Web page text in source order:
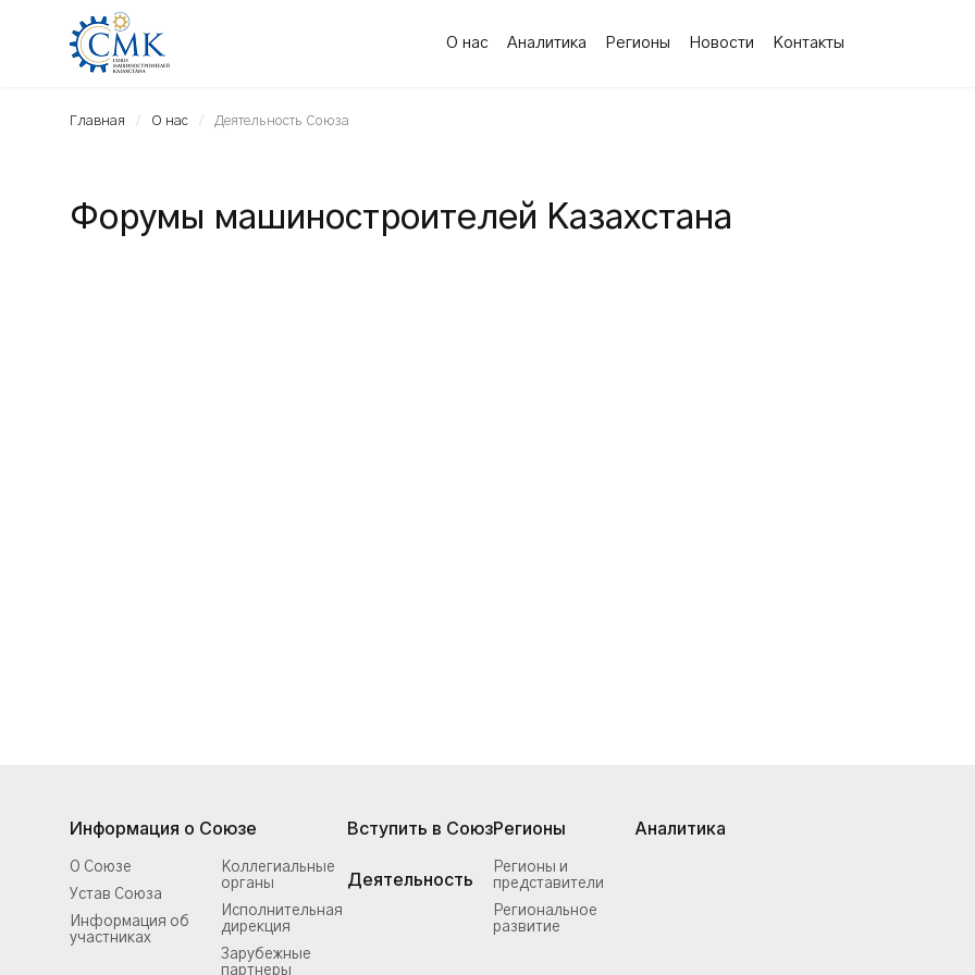
О нас Аналитика Регионы Новости Контакты
Главная О нас Деятельность Союза
Форумы машиностроителей Казахстана
Информация о Союзе
О Союзе
Устав Союза
Информация об
участниках
Коллегиальные
органы
Исполнительная
дирекция
Зарубежные
партнеры
Вступить в Союз
Деятельность
Регионы
Регионы и
представители
Региональное
развитие
Аналитика